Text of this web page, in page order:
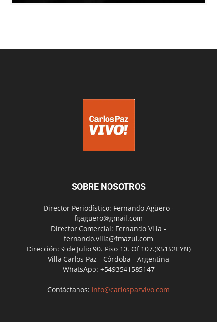
SOBRE NOSOTROS
Director Periodístico: Fernando Agüero -
fgaguero@gmail.com
Director Comercial: Fernando Villa -
fernando.villa@fmazul.com
Dirección: 9 de Julio 90. Piso 10. Of 107.(X5152EYN)
Villa Carlos Paz - Córdoba - Argentina
WhatsApp: +5493541585147
Contáctanos: info@carlospazvivo.com